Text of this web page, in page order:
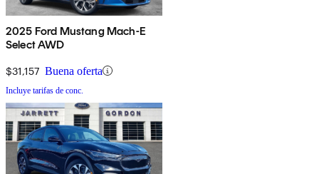
2025 Ford Mustang Mach-E
Select AWD
$31,157 Buena oferta
Incluye tarifas de conc.